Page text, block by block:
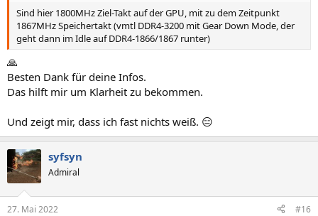
Sind hier 1800MHz Ziel-Takt auf der GPU, mit zu dem Zeitpunkt
1867MHz Speichertakt (vmtl DDR4-3200 mit Gear Down Mode, der
geht dann im Idle auf DDR4-1866/1867 runter)
🙏
Besten Dank für deine Infos.
Das hilft mir um Klarheit zu bekommen.
Und zeigt mir, dass ich fast nichts weiß. 😑
syfsyn
Admiral
27. Mai 2022 #16